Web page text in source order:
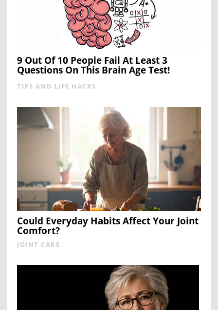
9 Out Of 10 People Fail At Least 3
Questions On This Brain Age Test!
TIPS AND LIFE HACKS
Could Everyday Habits Affect Your Joint
Comfort?
JOINT CARE